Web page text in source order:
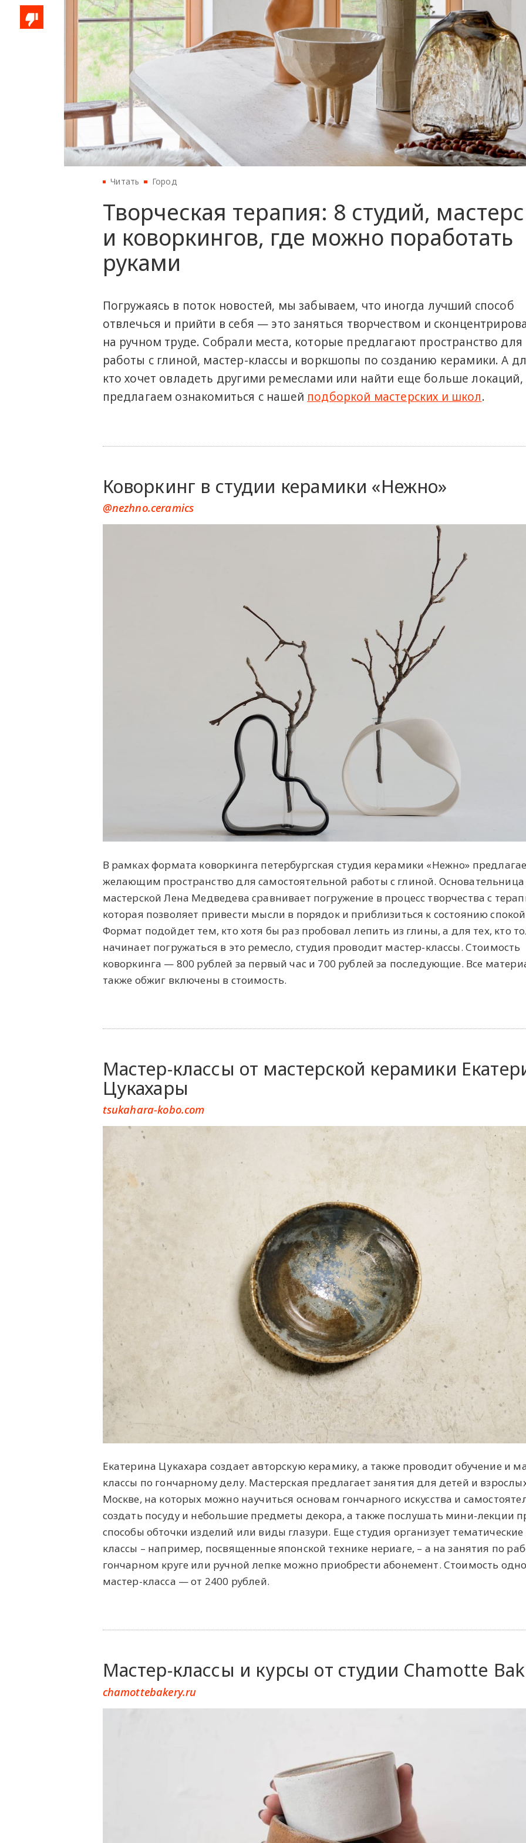
Читать Город
Творческая терапия: 8 студий,
и коворкингов, где можно поработать
руками
Погружаясь в поток новостей, мы забываем, что иногда лучший способ
отвлечься и прийти в себя — это заняться творчеством и
на ручном труде. Собрали места, которые предлагают пространство для
работы с глиной, мастер-классы и воркшопы по созданию керамики. А
кто хочет овладеть другими ремеслами или найти еще больше локаций,
предлагаем ознакомиться с нашей подборкой мастерских и школ.
Коворкинг в студии керамики «Нежно»
@nezhno.ceramics
В рамках формата коворкинга петербургская студия керамики «Нежно»
желающим пространство для самостоятельной работы с глиной. Основательница
мастерской Лена Медведева сравнивает погружение в процесс творчества с
которая позволяет привести мысли в порядок и приблизиться к состоянию
Формат подойдет тем, кто хотя бы раз пробовал лепить из глины, а для тех, кто
начинает погружаться в это ремесло, студия проводит мастер-классы. Стоимость
коворкинга — 800 рублей за первый час и 700 рублей за последующие. Все
также обжиг включены в стоимость.
Мастер-классы от мастерской керамики
Цукахары
tsukahara-kobo.com
Екатерина Цукахара создает авторскую керамику, а также проводит обучение и
классы по гончарному делу. Мастерская предлагает занятия для детей и
Москве, на которых можно научиться основам гончарного искусства и
создать посуду и небольшие предметы декора, а также послушать мини-лекции
способы обточки изделий или виды глазури. Еще студия организует
классы – например, посвященные японской технике нериаге, – а на занятия по
гончарном круге или ручной лепке можно приобрести абонемент. Стоимость
мастер-класса — от 2400 рублей.
Мастер-классы и курсы от студии Chamotte
chamottebakery.ru